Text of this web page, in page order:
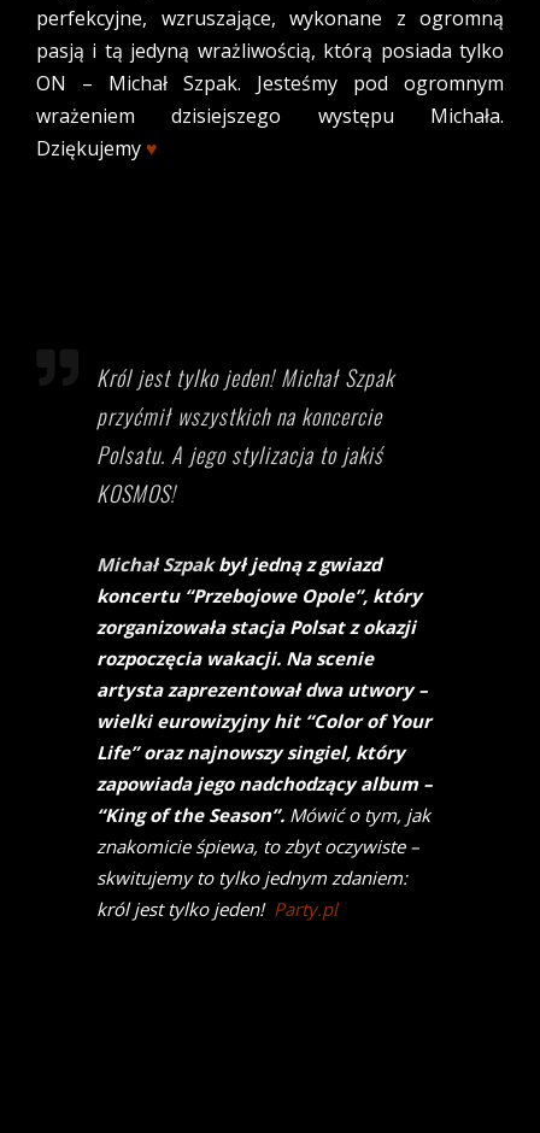
perfekcyjne, wzruszające, wykonane z ogromną
pasją i tą jedyną wrażliwością, którą posiada tylko
ON – Michał Szpak. Jesteśmy pod ogromnym
wrażeniem dzisiejszego występu Michała.
Dziękujemy ♥
Król jest tylko jeden! Michał Szpak
przyćmił wszystkich na koncercie
Polsatu. A jego stylizacja to jakiś
KOSMOS!
Michał Szpakbył jedną z gwiazd
koncertu “Przebojowe Opole”, który
zorganizowała stacja Polsat z okazji
rozpoczęcia wakacji. Na scenie
artysta zaprezentował dwa utwory –
wielki eurowizyjny hit “Color of Your
Life” oraz najnowszy singiel, który
zapowiada jego nadchodzący album –
“King of the Season”. Mówić o tym, jak
znakomicie śpiewa, to zbyt oczywiste –
skwitujemy to tylko jednym zdaniem:
król jest tylko jeden! Party.pl